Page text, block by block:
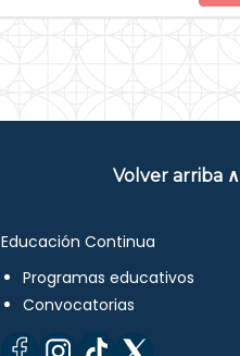
Volver arriba ∧
Educación Continua
Programas educativos
Convocatorias